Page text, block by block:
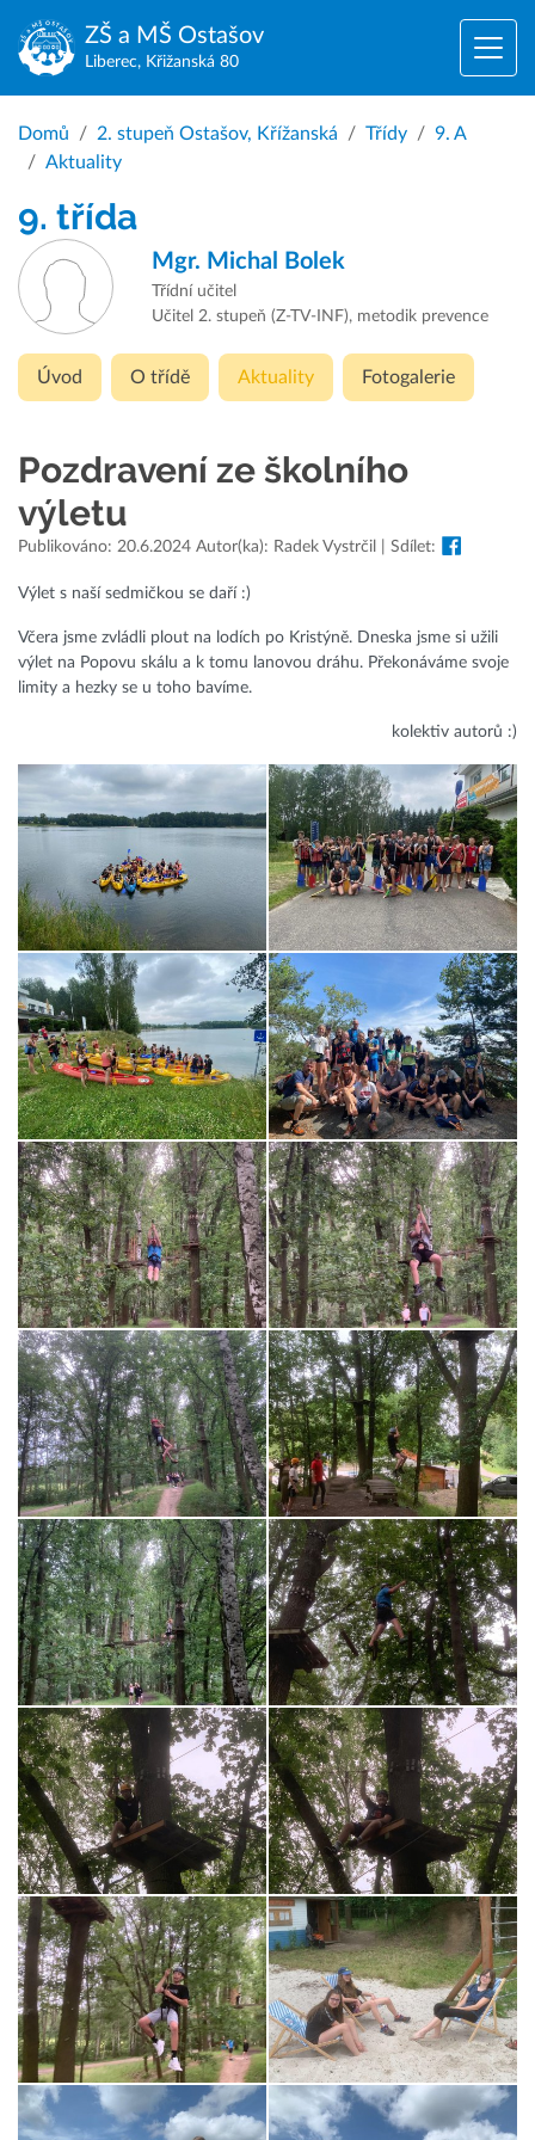
ZŠ a MŠ Ostašov
Liberec, Křižanská 80
Domů 2. stupeň Ostašov, Křížanská Třídy
9. A
Aktuality
9. třída
Mgr. Michal Bolek
Třídní učitel
Učitel 2. stupeň (Z-TV-INF), metodik prevence
Úvod O třídě Aktuality Fotogalerie
Pozdravení ze školního
výletu
Publikováno: 20.6.2024 Autor(ka): Radek Vystrčil | Sdílet:
Výlet s naší sedmičkou se daří :)
Včera jsme zvládli plout na lodích po Kristýně. Dneska jsme si užili
výlet na Popovu skálu a k tomu lanovou dráhu. Překonáváme svoje
limity a hezky se u toho bavíme.
kolektiv autorů :)